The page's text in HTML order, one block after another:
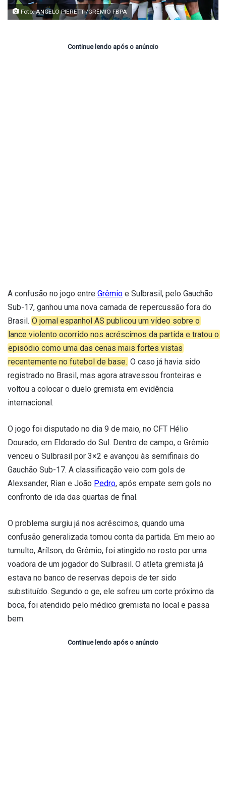
Foto: ANGELO PIERETTI/GRÊMIO FBPA
Continue lendo após o anúncio
A confusão no jogo entre Grêmio e Sulbrasil, pelo Gauchão
Sub-17, ganhou uma nova camada de repercussão fora do
Brasil. O jornal espanhol AS publicou um vídeo sobre o
lance violento ocorrido nos acréscimos da partida e tratou o
episódio como uma das cenas mais fortes vistas
recentemente no futebol de base. O caso já havia sido
registrado no Brasil, mas agora atravessou fronteiras e
voltou a colocar o duelo gremista em evidência
internacional.
O jogo foi disputado no dia 9 de maio, no CFT Hélio
Dourado, em Eldorado do Sul. Dentro de campo, o Grêmio
venceu o Sulbrasil por 3×2 e avançou às semifinais do
Gauchão Sub-17. A classificação veio com gols de
Alexsander, Rian e João Pedro, após empate sem gols no
confronto de ida das quartas de final.
O problema surgiu já nos acréscimos, quando uma
confusão generalizada tomou conta da partida. Em meio ao
tumulto, Arílson, do Grêmio, foi atingido no rosto por uma
voadora de um jogador do Sulbrasil. O atleta gremista já
estava no banco de reservas depois de ter sido
substituído. Segundo o ge, ele sofreu um corte próximo da
boca, foi atendido pelo médico gremista no local e passa
bem.
Continue lendo após o anúncio